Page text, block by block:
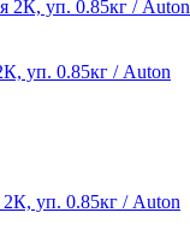
уп. 0.85кг / Auton